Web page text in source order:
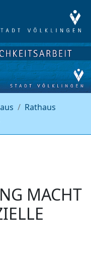
Rathaus
MACHT